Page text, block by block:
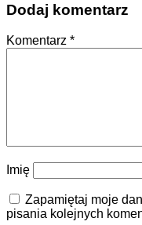
Dodaj komentarz
Komentarz *
Imię
Zapamiętaj moje
pisania kolejnych